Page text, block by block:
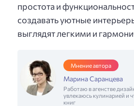
простота и
создавать уютные
выглядят легкими и
Мнение автора
Марина Саранцева
Работаю в агенстве
увлекаюсь кулинарией и
книг